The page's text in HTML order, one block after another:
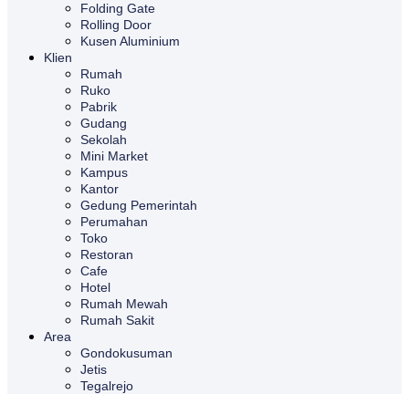
Folding Gate
Rolling Door
Kusen Aluminium
Klien
Rumah
Ruko
Pabrik
Gudang
Sekolah
Mini Market
Kampus
Kantor
Gedung Pemerintah
Perumahan
Toko
Restoran
Cafe
Hotel
Rumah Mewah
Rumah Sakit
Area
Gondokusuman
Jetis
Tegalrejo